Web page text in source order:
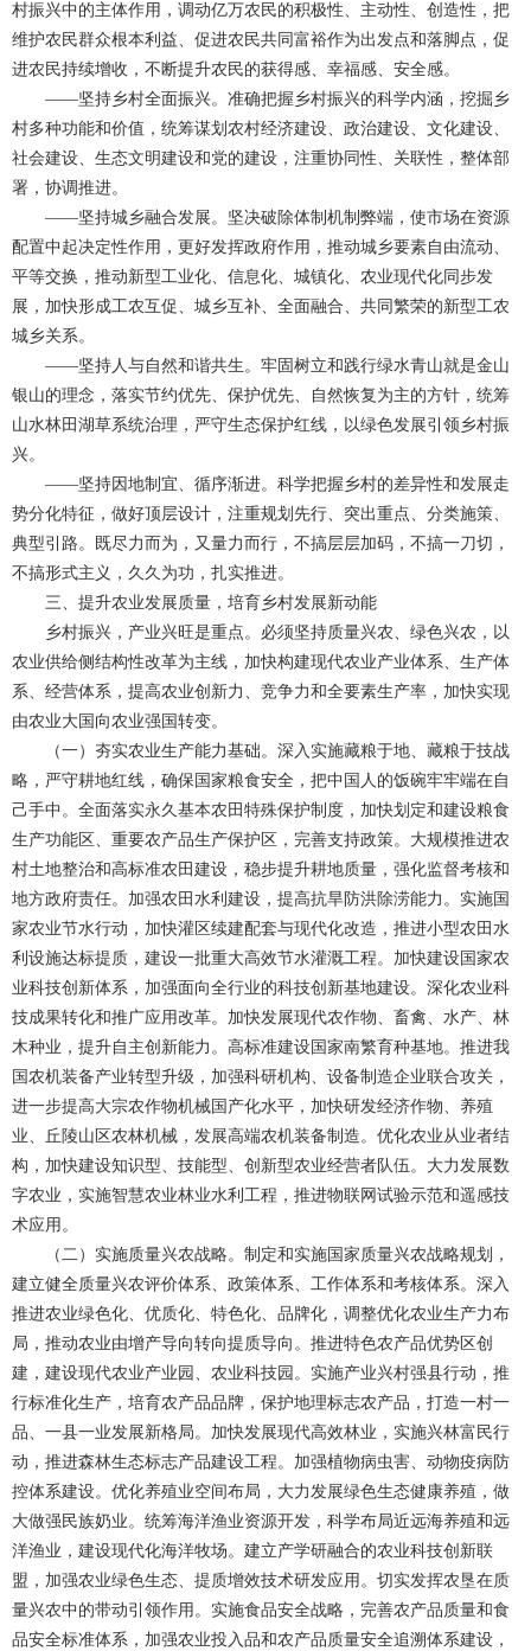
村振兴中的主体作用，调动亿万农民的积极性、主动性、创造性，把
维护农民群众根本利益、促进农民共同富裕作为出发点和落脚点，促
进农民持续增收，不断提升农民的获得感、幸福感、安全感。
——坚持乡村全面振兴。准确把握乡村振兴的科学内涵，挖掘乡
村多种功能和价值，统筹谋划农村经济建设、政治建设、文化建设、
社会建设、生态文明建设和党的建设，注重协同性、关联性，整体部
署，协调推进。
——坚持城乡融合发展。坚决破除体制机制弊端，使市场在资源
配置中起决定性作用，更好发挥政府作用，推动城乡要素自由流动、
平等交换，推动新型工业化、信息化、城镇化、农业现代化同步发
展，加快形成工农互促、城乡互补、全面融合、共同繁荣的新型工农
城乡关系。
——坚持人与自然和谐共生。牢固树立和践行绿水青山就是金山
银山的理念，落实节约优先、保护优先、自然恢复为主的方针，统筹
山水林田湖草系统治理，严守生态保护红线，以绿色发展引领乡村振
兴。
——坚持因地制宜、循序渐进。科学把握乡村的差异性和发展走
势分化特征，做好顶层设计，注重规划先行、突出重点、分类施策、
典型引路。既尽力而为，又量力而行，不搞层层加码，不搞一刀切，
不搞形式主义，久久为功，扎实推进。
三、提升农业发展质量，培育乡村发展新动能
乡村振兴，产业兴旺是重点。必须坚持质量兴农、绿色兴农，以
农业供给侧结构性改革为主线，加快构建现代农业产业体系、生产体
系、经营体系，提高农业创新力、竞争力和全要素生产率，加快实现
由农业大国向农业强国转变。
（一）夯实农业生产能力基础。深入实施藏粮于地、藏粮于技战
略，严守耕地红线，确保国家粮食安全，把中国人的饭碗牢牢端在自
己手中。全面落实永久基本农田特殊保护制度，加快划定和建设粮食
生产功能区、重要农产品生产保护区，完善支持政策。大规模推进农
村土地整治和高标准农田建设，稳步提升耕地质量，强化监督考核和
地方政府责任。加强农田水利建设，提高抗旱防洪除涝能力。实施国
家农业节水行动，加快灌区续建配套与现代化改造，推进小型农田水
利设施达标提质，建设一批重大高效节水灌溉工程。加快建设国家农
业科技创新体系，加强面向全行业的科技创新基地建设。深化农业科
技成果转化和推广应用改革。加快发展现代农作物、畜禽、水产、林
木种业，提升自主创新能力。高标准建设国家南繁育种基地。推进我
国农机装备产业转型升级，加强科研机构、设备制造企业联合攻关，
进一步提高大宗农作物机械国产化水平，加快研发经济作物、养殖
业、丘陵山区农林机械，发展高端农机装备制造。优化农业从业者结
构，加快建设知识型、技能型、创新型农业经营者队伍。大力发展数
字农业，实施智慧农业林业水利工程，推进物联网试验示范和遥感技
术应用。
（二）实施质量兴农战略。制定和实施国家质量兴农战略规划，
建立健全质量兴农评价体系、政策体系、工作体系和考核体系。深入
推进农业绿色化、优质化、特色化、品牌化，调整优化农业生产力布
局，推动农业由增产导向转向提质导向。推进特色农产品优势区创
建，建设现代农业产业园、农业科技园。实施产业兴村强县行动，推
行标准化生产，培育农产品品牌，保护地理标志农产品，打造一村一
品、一县一业发展新格局。加快发展现代高效林业，实施兴林富民行
动，推进森林生态标志产品建设工程。加强植物病虫害、动物疫病防
控体系建设。优化养殖业空间布局，大力发展绿色生态健康养殖，做
大做强民族奶业。统筹海洋渔业资源开发，科学布局近远海养殖和远
洋渔业，建设现代化海洋牧场。建立产学研融合的农业科技创新联
盟，加强农业绿色生态、提质增效技术研发应用。切实发挥农垦在质
量兴农中的带动引领作用。实施食品安全战略，完善农产品质量和食
品安全标准体系，加强农业投入品和农产品质量安全追溯体系建设，